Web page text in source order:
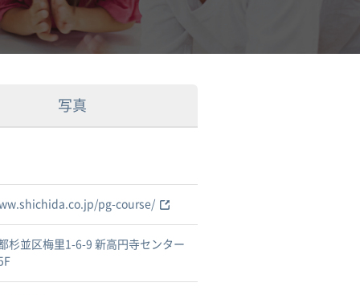
写真
pg-course/
杉並区梅里1-6-9 新高円寺センター